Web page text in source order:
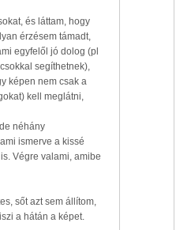
és láttam, hogy
érzésem támadt,
egyfelől jó dolog (pl
segíthetnek),
képen nem csak a
kell meglátni,
néhány
ismerve a kissé
Végre valami, amibe
sőt azt sem állítom,
a hátán a képet.